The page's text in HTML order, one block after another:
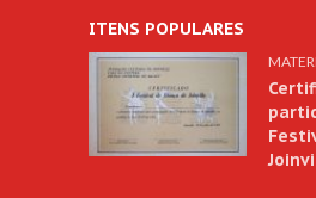
ITENS POPULARES